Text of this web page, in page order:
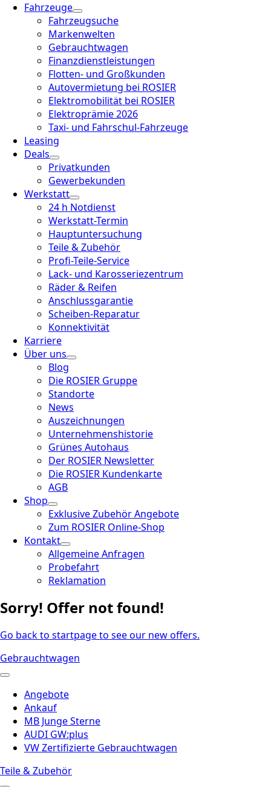
Fahrzeuge
Fahrzeugsuche
Markenwelten
Gebrauchtwagen
Finanzdienstleistungen
Flotten- und Großkunden
Autovermietung bei ROSIER
Elektromobilität bei ROSIER
Elektroprämie 2026
Taxi- und Fahrschul-Fahrzeuge
Leasing
Deals
Privatkunden
Gewerbekunden
Werkstatt
24 h Notdienst
Werkstatt-Termin
Hauptuntersuchung
Teile & Zubehör
Profi-Teile-Service
Lack- und Karosseriezentrum
Räder & Reifen
Anschlussgarantie
Scheiben-Reparatur
Konnektivität
Karriere
Über uns
Blog
Die ROSIER Gruppe
Standorte
News
Auszeichnungen
Unternehmenshistorie
Grünes Autohaus
Der ROSIER Newsletter
Die ROSIER Kundenkarte
AGB
Shop
Exklusive Zubehör Angebote
Zum ROSIER Online-Shop
Kontakt
Allgemeine Anfragen
Probefahrt
Reklamation
Sorry! Offer not found!
Go back to startpage to see our new offers.
Gebrauchtwagen
Angebote
Ankauf
MB Junge Sterne
AUDI GW:plus
VW Zertifizierte Gebrauchtwagen
Teile & Zubehör